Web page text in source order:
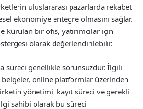
uluslararası pazarlarda rekabet
ekonomiye entegre olmasını sağlar.
kurulan bir ofis, yatırımcılar için
olarak değerlendirilebilir.
süreci genellikle sorunsuzdur. İlgili
belgeler, online platformlar üzerinden
yönetimi, kayıt süreci ve gerekli
sahibi olarak bu süreci